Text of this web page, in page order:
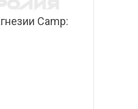
Camp: